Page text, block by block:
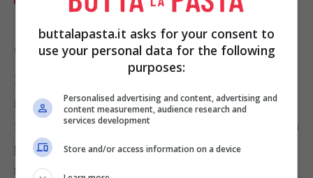
di rosmarino.
CURIOSITÀ
Il coniglio alla ligure
è un secondo piatto
regionale apprezzato in tutta Italia, saporito e
facile da preparare. La sua diffusione in Liguria, a
partire dal Ponente Ligure, luogo di origine della
ricetta, è dovuta alla grande quantità di
buttalapasta.it asks for your consent to
use your personal data for the following
purposes:
Personalised advertising and content, advertising and
content measurement, audience research and
services development
Store and/or access information on a device